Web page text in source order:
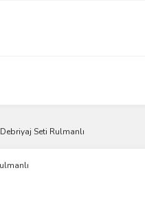
Debriyaj Seti Rulmanlı